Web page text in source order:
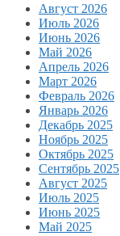
Август 2026
Июль 2026
Июнь 2026
Май 2026
Апрель 2026
Март 2026
Февраль 2026
Январь 2026
Декабрь 2025
Ноябрь 2025
Октябрь 2025
Сентябрь 2025
Август 2025
Июль 2025
Июнь 2025
Май 2025